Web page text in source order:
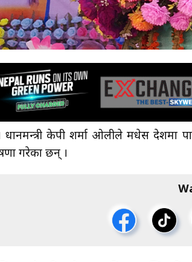
केपी शर्मा ओलीले मधेस
गरेका छन् ।